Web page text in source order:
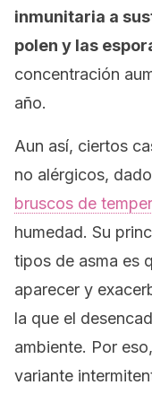
inmunitaria a
polen y las
concentración
año.
Aun así, ciertos
no alérgicos,
bruscos de
humedad. Su
tipos de asma es
aparecer y
la que el
ambiente. Por
variante